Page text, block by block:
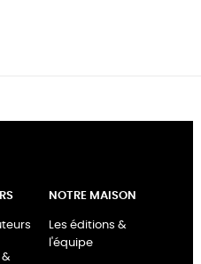
&
NOTRE MAISON
Les éditions &
l'équipe